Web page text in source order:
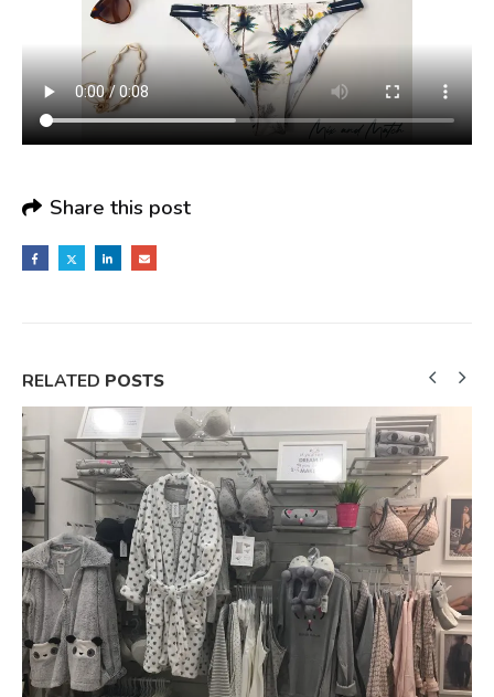
Share this post
RELATED POSTS